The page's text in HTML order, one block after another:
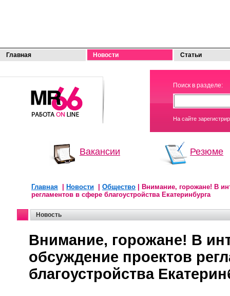
Главная Новости Статьи
МОЯ
РАБОТА
Поиск в разделе:
На сайте
Вакансии Резюме
Главная Новости Общество | Внимание, горожане! В
регламентов в сфере благоустройства Екатеринбурга
Новость
Внимание, горожане! В
обсуждение проектов
благоустройства